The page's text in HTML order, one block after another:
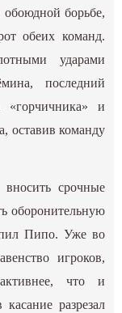
борьбе,
обеих команд.
ударами
последний
и
оставив команду
срочные
оборонительную
Пипо. Уже во
игроков,
что и
разрезал